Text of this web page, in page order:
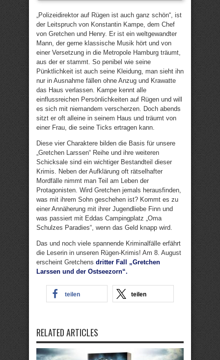
„Polizeidirektor auf Rügen ist auch ganz schön“, ist
der Leitspruch von Konstantin Kampe, dem Chef
von Gretchen und Henry. Er ist ein weltgewandter
Mann, der gerne klassische Musik hört und von
einer Versetzung in die Metropole Hamburg träumt,
aus der er stammt. So penibel wie seine
Pünktlichkeit ist auch seine Kleidung, man sieht ihn
nur in Ausnahme fällen ohne Anzug und Krawatte
das Haus verlassen. Kampe kennt alle
einflussreichen Persönlichkeiten auf Rügen und will
es sich mit niemandem verscherzen. Doch abends
sitzt er oft alleine in seinem Haus und träumt von
einer Frau, die seine Ticks ertragen kann.
Diese vier Charaktere bilden die Basis für unsere
„Gretchen Larssen“ Reihe und ihre weiteren
Schicksale sind ein wichtiger Bestandteil dieser
Krimis. Neben der Aufklärung oft rätselhafter
Mordfälle nimmt man Teil am Leben der
Protagonisten. Wird Gretchen jemals herausfinden,
was mit ihrem Sohn geschehen ist? Kommt es zu
einer Annäherung mit ihrer Jugendliebe Finn und
was passiert mit Eddas Campingplatz „Oma
Schulzes Paradies“, wenn das Geld knapp wird.
Das und noch viele spannende Kriminalfälle erfährt
die Leserin in unseren Rügen-Krimis! Am 8. August
erscheint Gretchens dritter Fall „Gretchen
Larssen und der Ostseezorn“.
teilen teilen
RELATED ARTICLES